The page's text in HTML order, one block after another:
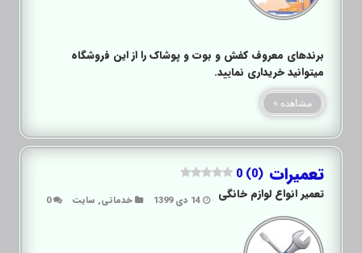
برندهای معروف کفش و بوت و پوشاک را از این فروشگاه
میتوانید خریداری نمایید.
مشاهده »
تعمیرات 0 (0)
14 دی 1399 خدماتی, سایت 0 تعمیر انواع لوازم خانگی